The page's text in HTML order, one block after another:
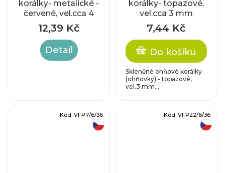
korálky- metalické -
červené, vel.cca 4
mm
12,39 Kč
Detail
korálky- topazové,
vel.cca 3 mm
7,44 Kč
Do košíku
Skleněné ohňové korálky
(ohňovky) - topazové,
vel.3 mm...
Kód: VFP7/6/36 Kód: VFP22/6/36